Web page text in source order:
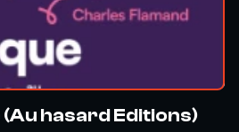
hasard Editions)